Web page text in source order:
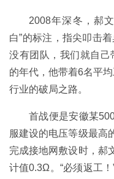
2008年深冬，郝
白”的标注，指尖叩击
没有团队，我们就自己
的年代，他带着6名平
行业的破局之路。
首战便是安徽某
服建设的电压等级最高
完成接地网敷设时，郝
计值0.3Ω。“必须返工